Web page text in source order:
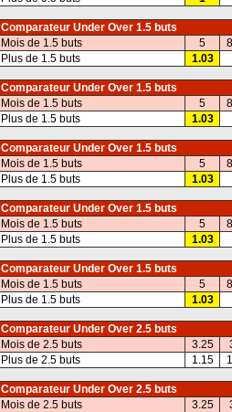
Comparateur Under Over 1.5 buts
Mois de 1.5 buts
5
Plus de 1.5 buts
1.03
Comparateur Under Over 1.5 buts
Mois de 1.5 buts
5
Plus de 1.5 buts
1.03
Comparateur Under Over 1.5 buts
Mois de 1.5 buts
5
Plus de 1.5 buts
1.03
Comparateur Under Over 1.5 buts
Mois de 1.5 buts
5
Plus de 1.5 buts
1.03
Comparateur Under Over 1.5 buts
Mois de 1.5 buts
5
Plus de 1.5 buts
1.03
Comparateur Under Over 2.5 buts
Mois de 2.5 buts
3.25
Plus de 2.5 buts
1.15
Comparateur Under Over 2.5 buts
Mois de 2.5 buts
3.25